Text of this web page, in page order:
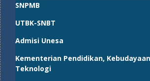
SNPMB
UTBK-SNBT
Admisi Unesa
Kementerian Pendidikan,
Teknologi